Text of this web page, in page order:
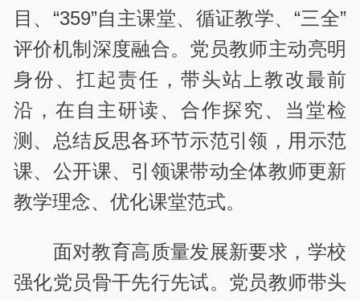
目、“359”自主课堂、循证教学、“三全”
评价机制深度融合。党员教师主动亮明
身份、扛起责任，带头站上教改最前
沿，在自主研读、合作探究、当堂检
测、总结反思各环节示范引领，用示范
课、公开课、引领课带动全体教师更新
教学理念、优化课堂范式。
面对教育高质量发展新要求，学校
强化党员骨干先行先试。党员教师带头